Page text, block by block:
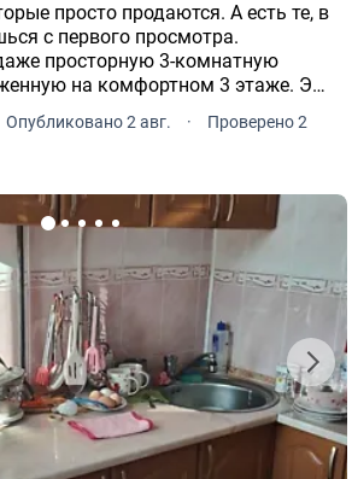
просто продаются. А есть те, в
с первого просмотра.
просторную 3-комнатную
на комфортном 3 этаже. Это
уюта, функциональности и
удобной локации. Дом находится на ул.
Опубликовано 2 авг. ·
Проверено 2